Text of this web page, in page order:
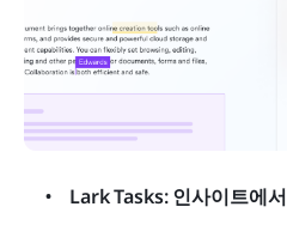
Lark Tasks: 인사이트에